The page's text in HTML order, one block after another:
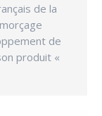
de la
de
produit «